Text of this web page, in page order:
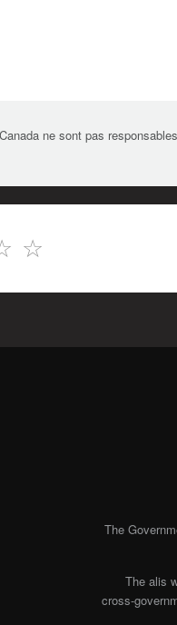
ne sont pas
☆
The
The alis
cross-